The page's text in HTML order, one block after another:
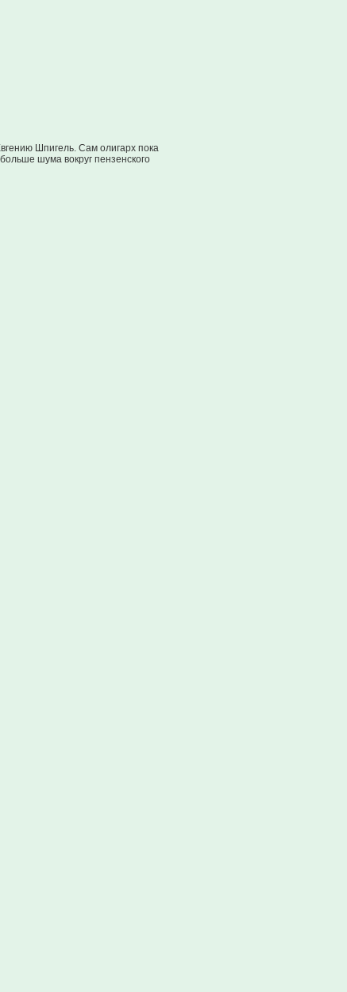
Шпигель. Сам олигарх пока
шума вокруг пензенского